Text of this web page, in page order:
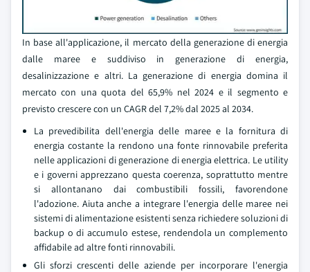
In base all'applicazione, il mercato della generazione di energia
dalle maree e suddiviso in generazione di energia,
desalinizzazione e altri. La generazione di energia domina il
mercato con una quota del 65,9% nel 2024 e il segmento e
previsto crescere con un CAGR del 7,2% dal 2025 al 2034.
La prevedibilita dell'energia delle maree e la fornitura di
energia costante la rendono una fonte rinnovabile preferita
nelle applicazioni di generazione di energia elettrica. Le utility
e i governi apprezzano questa coerenza, soprattutto mentre
si allontanano dai combustibili fossili, favorendone
l'adozione. Aiuta anche a integrare l'energia delle maree nei
sistemi di alimentazione esistenti senza richiedere soluzioni di
backup o di accumulo estese, rendendola un complemento
affidabile ad altre fonti rinnovabili.
Gli sforzi crescenti delle aziende per incorporare l'energia